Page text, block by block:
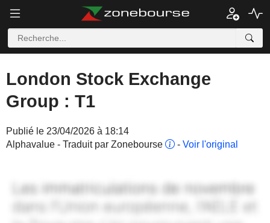
London Stock Exchange
Group : T1
Publié le 23/04/2026 à 18:14
Alphavalue - Traduit par Zonebourse
- Voir l'original